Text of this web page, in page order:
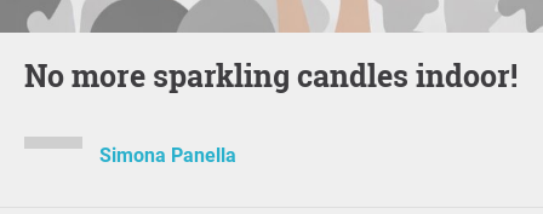
No more sparkling candles indoor!
Simona Panella